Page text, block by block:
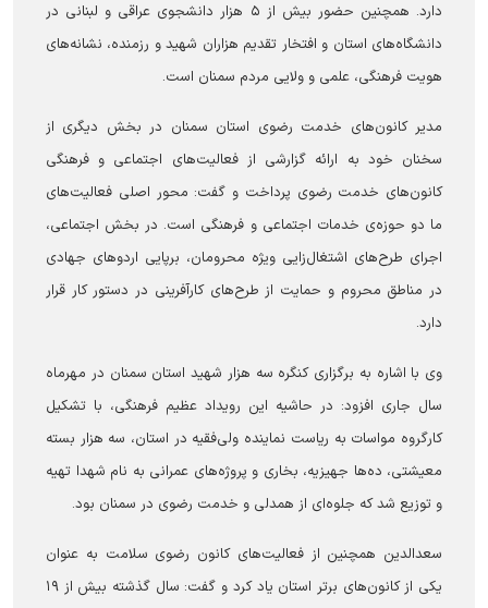
دارد. همچنین حضور بیش از ۵ هزار دانشجوی عراقی و لبنانی در
دانشگاه‌های استان و افتخار تقدیم هزاران شهید و رزمنده، نشانه‌های
هویت فرهنگی، علمی و ولایی مردم سمنان است.
مدیر کانون‌های خدمت رضوی استان سمنان در بخش دیگری از
سخنان خود به ارائه گزارشی از فعالیت‌های اجتماعی و فرهنگی
کانون‌های خدمت رضوی پرداخت و گفت: محور اصلی فعالیت‌های
ما دو حوزه‌ی خدمات اجتماعی و فرهنگی است. در بخش اجتماعی،
اجرای طرح‌های اشتغال‌زایی ویژه محرومان، برپایی اردوهای جهادی
در مناطق محروم و حمایت از طرح‌های کارآفرینی در دستور کار قرار
دارد.
وی با اشاره به برگزاری کنگره سه هزار شهید استان سمنان در مهرماه
سال جاری افزود: در حاشیه این رویداد عظیم فرهنگی، با تشکیل
کارگروه مواسات به ریاست نماینده ولی‌فقیه در استان، سه هزار بسته
معیشتی، ده‌ها جهیزیه، بخاری و پروژه‌های عمرانی به نام شهدا تهیه
و توزیع شد که جلوه‌ای از همدلی و خدمت رضوی در سمنان بود.
سعدالدین همچنین از فعالیت‌های کانون رضوی سلامت به عنوان
یکی از کانون‌های برتر استان یاد کرد و گفت: سال گذشته بیش از ۱۹